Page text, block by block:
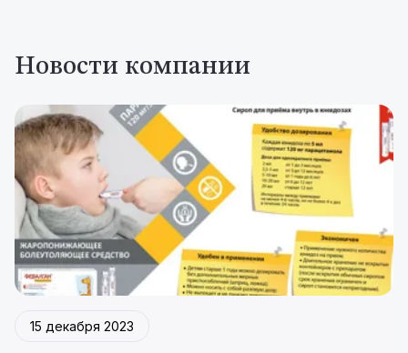
Новости компании
15 декабря 2023